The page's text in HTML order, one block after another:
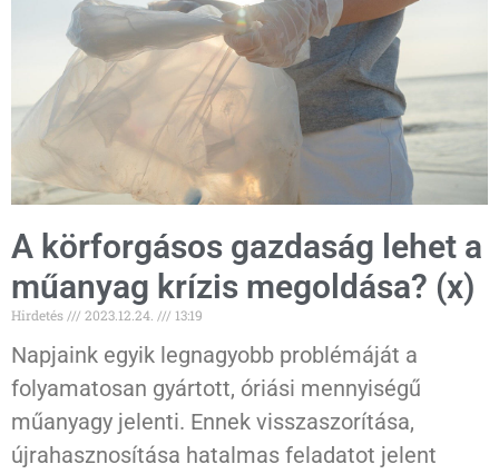
A körforgásos gazdaság lehet a
műanyag krízis megoldása? (x)
Hirdetés 2023.12.24. 13:19
Napjaink egyik legnagyobb problémáját a
folyamatosan gyártott, óriási mennyiségű
műanyagy jelenti. Ennek visszaszorítása,
újrahasznosítása hatalmas feladatot jelent